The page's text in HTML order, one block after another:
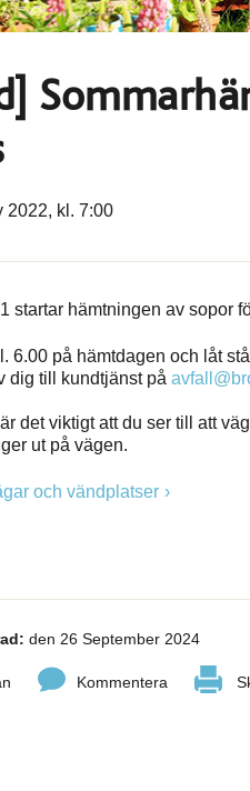
2022, kl. 7:00
startar hämtningen av sopor
6.00 på hämtdagen och låt
dig till kundtjänst på
det viktigt att du ser till att
ut på vägen.
och vändplatser
den 26 September 2024
Kommentera